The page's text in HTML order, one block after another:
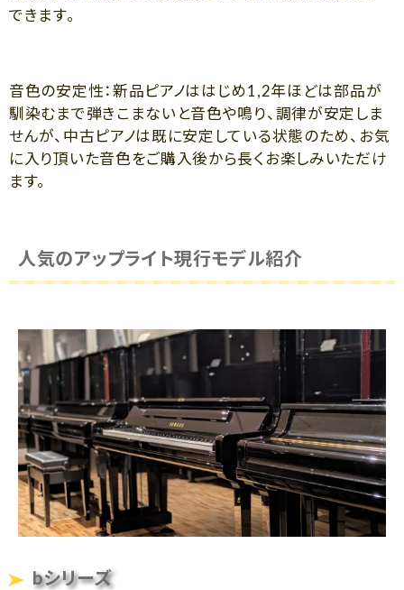
できます。
音色の安定性：新品ピアノははじめ1,2年ほどは部品が
馴染むまで弾きこまないと音色や鳴り、調律が安定しま
せんが、中古ピアノは既に安定している状態のため、お気
に入り頂いた音色をご購入後から長くお楽しみいただけ
ます。
人気のアップライト現行モデル紹介
bシリーズ